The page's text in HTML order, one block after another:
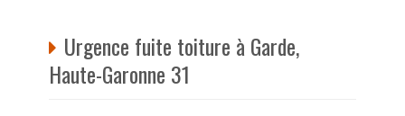
Urgence fuite toiture à Garde,
Haute-Garonne 31